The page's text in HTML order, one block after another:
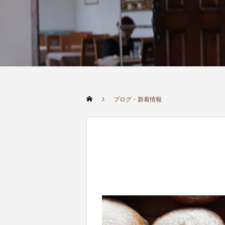
ブログ・新着情報